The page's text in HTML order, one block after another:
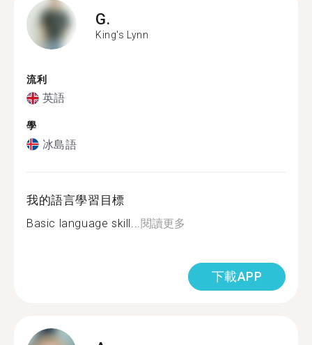
G.
King's Lynn
流利
英語
學
冰島語
我的語言學習目標
Basic language skill... 閱讀更多
下載APP